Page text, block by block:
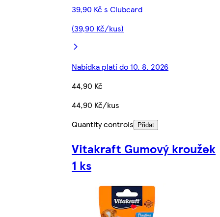
39,90 Kč s Clubcard
(39,90 Kč/kus)
Nabídka platí do 10. 8. 2026
44,90 Kč
44,90 Kč/kus
Quantity controls
Přidat
Vitakraft Gumový kroužek
1 ks